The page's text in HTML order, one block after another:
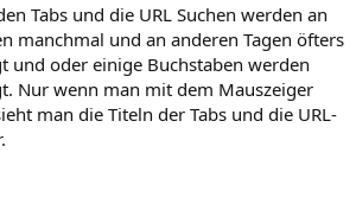
Tabs und die URL Suchen werden an
manchmal und an anderen Tagen öfters
und oder einige Buchstaben werden
Nur wenn man mit dem Mauszeiger
man die Titeln der Tabs und die URL-